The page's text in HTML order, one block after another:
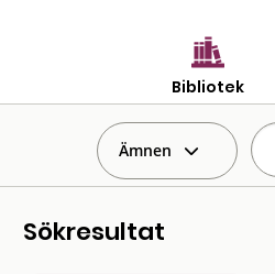
Bibliotek
Ämnen
Sökresultat